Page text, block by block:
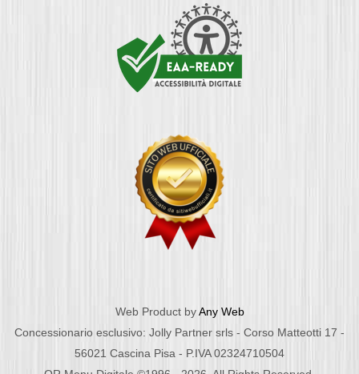
Web Product byAny Web
Concessionario esclusivo: Jolly Partner srls - Corso Matteotti 17 -
56021 Cascina Pisa - P.IVA 02324710504